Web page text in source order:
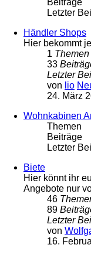
Letzter
Händler Shops
Hier bekommt
1 Themen
33
Letzter
von lio
24. März
Wohnkabinen
Themen
Beiträge
Letzter
Biete
Hier könnt ihr
Angebote nur
46
89
Letzter
von
16.